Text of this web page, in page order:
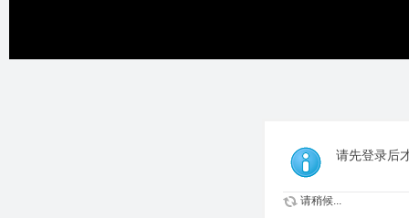
请先登录后
请稍候...